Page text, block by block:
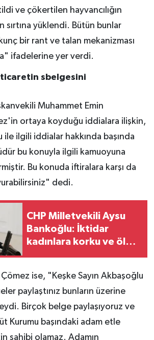
ve çökertilen hayvancılığın
sırtına yüklendi. Bütün bunlar
bir rant ve talan mekanizması
ifadelerine yer verdi.
ticaretin sbelgesini
Muhammet Emin
ortaya koyduğu iddialara ilişkin,
ile ilgili iddialar hakkında başında
bu konuyla ilgili kamuoyuna
Bu konuda iftiralara karşı da
dedi.
CHP Milletvekili Aysu
Bankoğlu: İktidar
kadınlara korku ve ölüm
ise, "Keşke Sayın Akbaşoğlu
paylaştınız bunların üzerine
Birçok belge paylaşıyoruz ve
Kurumu başındaki adam etle
sahibi olamaz. Adamın